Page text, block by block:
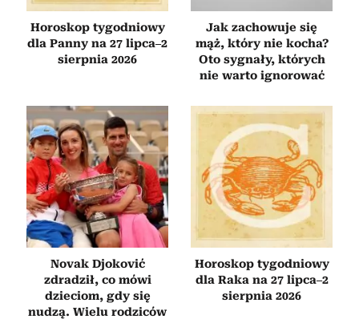
Horoskop tygodniowy
dla Panny na 27 lipca–2
sierpnia 2026
Jak zachowuje się
mąż, który nie kocha?
Oto sygnały, których
nie warto ignorować
Novak Djoković
zdradził, co mówi
dzieciom, gdy się
nudzą. Wielu rodziców
Horoskop tygodniowy
dla Raka na 27 lipca–2
sierpnia 2026